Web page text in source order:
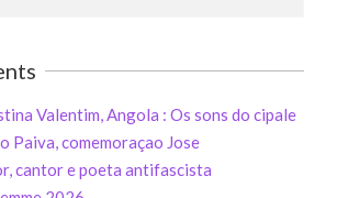
Valentim, Angola : Os sons do cipale
Paiva, comemoraçao Jose
cantor e poeta antifascista